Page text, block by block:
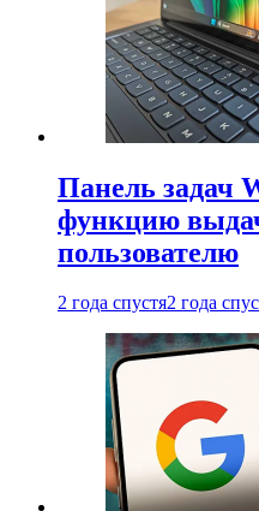
Панель задач
функцию
пользователю
2 года спустя2 года